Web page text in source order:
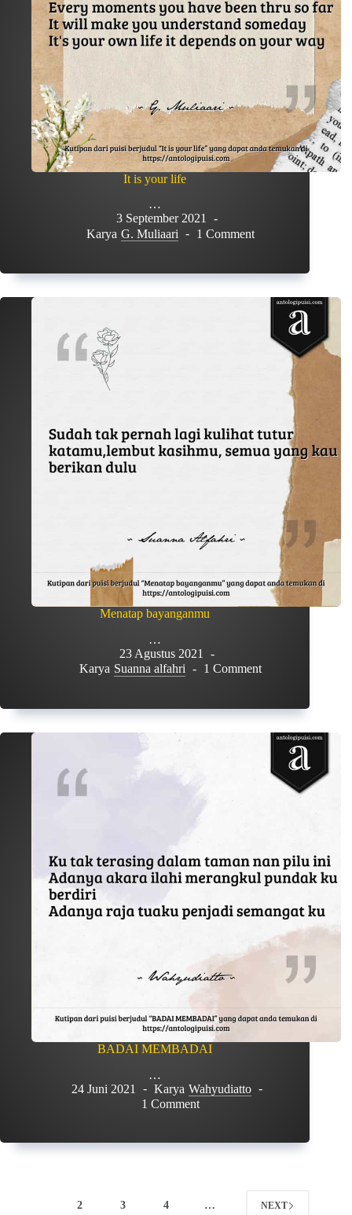
It is your life
…
3 September 2021
Karya G. Muliaari 1 Comment
Menatap bayanganmu
…
23 Agustus 2021
Karya Suanna alfahri 1 Comment
BADAI MEMBADAI
…
24 Juni 2021
Karya Wahyudiatto
1 Comment
2 3 4 … NEXT